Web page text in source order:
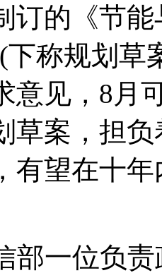
订的《节
下称规划
意见，8月
草案，担
有望在十
部一位负